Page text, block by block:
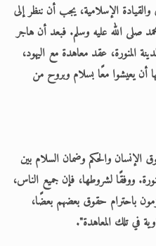
الإسلامية، يجب أن ننظر إلى
صلى الله عليه وسلم. فبعد أن هاجر
المنورة، عقد معاهدة مع اليهود،
أن يعيشوا معًا بسلام وبروح من
الإنسان والحكم وضمان السلام بين
ووفقًا لشروطها، فإن جميع الناس،
باحترام حقوق بعضهم بعضًا،
في تلك المعاهدة".